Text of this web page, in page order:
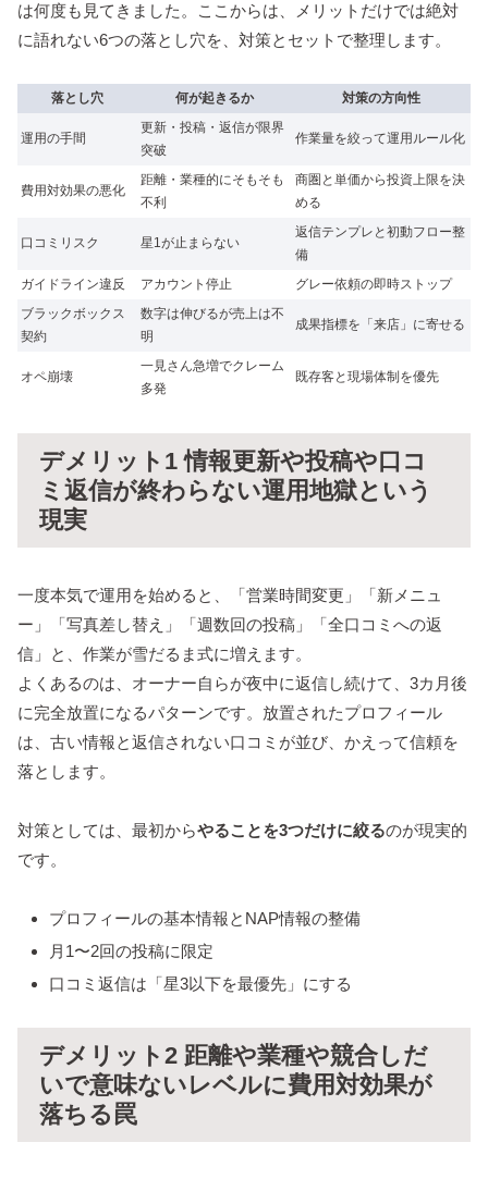
は何度も見てきました。ここからは、メリットだけでは絶対
に語れない6つの落とし穴を、対策とセットで整理します。
落とし穴 何が起きるか 対策の方向性
運用の手間
更新・投稿・返信が限界
突破
作業量を絞って運用ルール化
費用対効果の悪化
距離・業種的にそもそも
不利
商圏と単価から投資上限を決
める
口コミリスク 星1が止まらない
返信テンプレと初動フロー整
備
ガイドライン違反
アカウント停止
グレー依頼の即時ストップ
ブラックボックス
契約
数字は伸びるが売上は不
明
成果指標を「来店」に寄せる
オペ崩壊
一見さん急増でクレーム
多発
既存客と現場体制を優先
デメリット1 情報更新や投稿や口コ
ミ返信が終わらない運用地獄という
現実
一度本気で運用を始めると、「営業時間変更」「新メニュ
ー」「写真差し替え」「週数回の投稿」「全口コミへの返
信」と、作業が雪だるま式に増えます。
よくあるのは、オーナー自らが夜中に返信し続けて、3カ月後
に完全放置になるパターンです。放置されたプロフィール
は、古い情報と返信されない口コミが並び、かえって信頼を
落とします。
対策としては、最初からやることを3つだけに絞るのが現実的
です。
プロフィールの基本情報とNAP情報の整備
月1〜2回の投稿に限定
口コミ返信は「星3以下を最優先」にする
デメリット2 距離や業種や競合しだ
いで意味ないレベルに費用対効果が
落ちる罠